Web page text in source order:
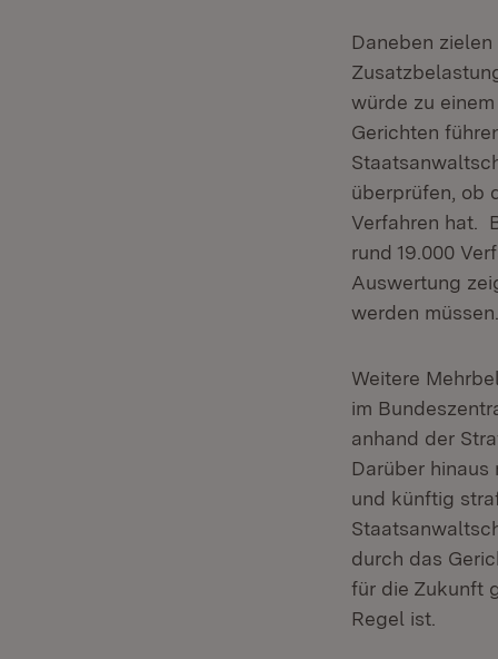
Daneben
würde zu
Gerichten
überprüfen, ob
Verfahren hat.
rund 19.000
Auswertung
werden
Weitere
im
anhand der
Darüber
und künftig
durch das
für die Zukunft
Regel ist.